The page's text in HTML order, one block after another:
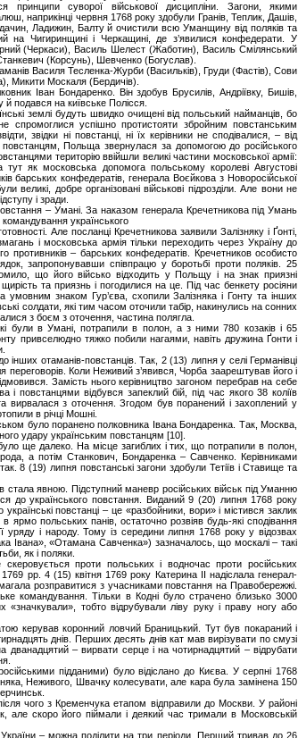
принципи суворої військової дисципліни. Загони, якими
наприкінці червня 1768 року здобули Гранів, Теплик, Дашів,
Ладижин, Балту й очистили всю Уманщину від поляків та
на Чигиринщині і Черкащині, де з’явилися конфедерати. У
(Черкаси), Василь Шелест (Жаботин), Василь Смілянський
(Корсунь), Шевченко (Богуслав).
Василя Тесленка-Журби (Васильків), Груди (Фастів), Сови
Микити Москаля (Бердичів).
Іван Бондаренко. Він здобув Брусилів, Андріївку, Бишів,
подався на київське Полісся.
землі будуть швидко очищені від польський найманців, бо
спромоглися успішно протистояти збройним повстанським
звідки ні повстанці, ні їх керівники не сподівалися, – від
Польща звернулася за допомогою до російського
територію ввійшли великі частини московської армії:
як московська допомога польському королеві Августові
барських конфедератів, генерала Воєйкова з Новоросійської
великі, добре організовані військові підрозділи. Але вони не
і зради.
– Умані. За наказом генерала Кречетникова під Умань
українського
Але посланці Кречетникова заявили Залізняку і Ґонті,
і московська армія тільки переходить через Україну до
противників – барських конфедератів. Кречетников особисто
запропонувавши співпрацю у боротьбі проти поляків. 25
що його військо відходить у Польщу і на знак приязні
та приязнь і погодилися на це. Під час бенкету росіяни
умовним знаком Гур’єва, схопили Залізняка і Гонту та інших
солдати, які тим часом оточили табір, накинулись на сонних
з боєм з оточення, частина полягла.
були в Умані, потрапили в полон, а з ними 780 козаків і 65
привселюдно тяжко побили нагаями, навіть дружина Ґонти і
інших отаманів-повстанців. Так, 2 (13) липня у селі Германівці
Коли Неживий з’явився, Чорба заарештував його і
Замість нього керівництво загоном перебрав на себе
повстанцями відбувся запеклий бій, під час якого 38 коліїв
вирвалася з оточення. Згодом був поранений і захоплений у
в річці Мошні.
було поранено полковника Івана Бондаренка. Так, Москва,
удару українським повстанцям [10].
ще далеко. На місце загиблих і тих, що потрапили в полон,
а потім Станкович, Бондаренка – Савченко. Керівниками
8 (19) липня повстанські загони здобули Тетіїв і Ставище та
стала явною. Підступний маневр російських військ під Уманню
до українського повстання. Виданий 9 (20) липня 1768 року
повстанці – це «разбойники, вори» і містився заклик
ярмо польських панів, остаточно розвіяв будь-які сподівання
уряду і народу. Тому із середини липня 1768 року у відозвах
Івана», «Отамана Савченка») зазначалось, що москалі – такі
як і поляки.
проти польських і водночас проти російських
рр. 4 (15) квітня 1769 року Катерина II надіслала генерал-
розправитися з учасниками повстання на Правобережжі.
командування. Тільки в Кодні було страчено близько 3000
«значкували», тобто відрубували ліву руку і праву ногу або
керував коронний ловчий Браницький. Тут був покараний і
днів. Перших десять днів кат мав вирізувати по смузі
дванадцятий – вирвати серце і на чотирнадцятий – відрубати
підданими) було відіслано до Києва. У серпні 1768
Неживого, Швачку колесувати, але кара була замінена 150
чого з Кременчука етапом відправили до Москви. У районі
але скоро його піймали і деякий час тримали в Московській
– можна поділити на три періоди. Перший тривав до 26